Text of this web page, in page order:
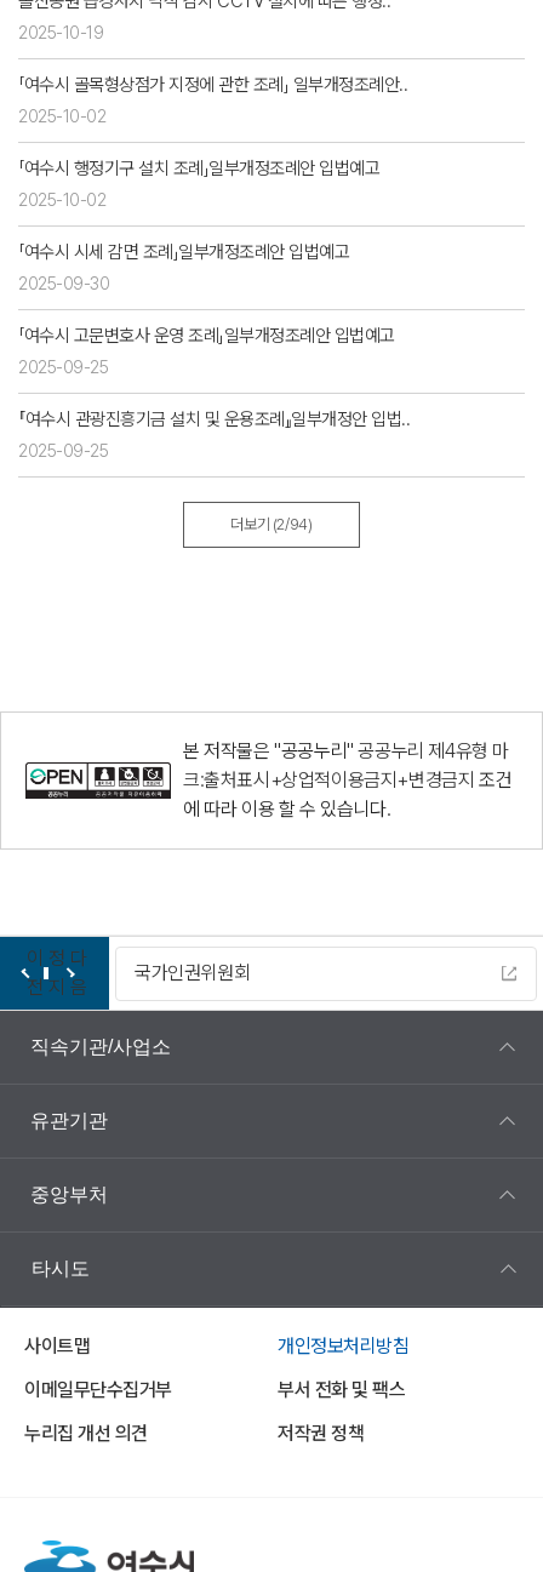
2025-10-19
「여수시 골목형상점가 지정에 관한 조례」 일부개정조례안..
2025-10-02
「여수시 행정기구 설치 조례」일부개정조례안 입법예고
2025-10-02
「여수시 시세 감면 조례」일부개정조례안 입법예고
2025-09-30
「여수시 고문변호사 운영 조례」일부개정조례안 입법예고
2025-09-25
『여수시 관광진흥기금 설치 및 운용조례』일부개정안 입법..
2025-09-25
더보기 (2/94)
본 저작물은 "공공누리"공공누리 제4유형 마
크:출처표시+상업적이용금지+변경금지 조건
에 따라 이용 할 수 있습니다.
이
전
정
지
다
음
인권위원회
직속기관/사업소
유관기관
중앙부처
타시도
사이트맵
개인정보처리방침
이메일무단수집거부
부서 전화 및 팩스
누리집 개선 의견
저작권 정책